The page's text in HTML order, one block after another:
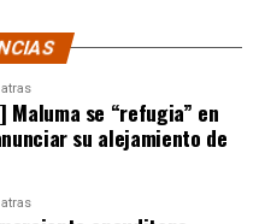
Villa tuvo alguna
los locales dominaron,
mitad para darle algo de
Maluma se “refugia” en
su alejamiento de